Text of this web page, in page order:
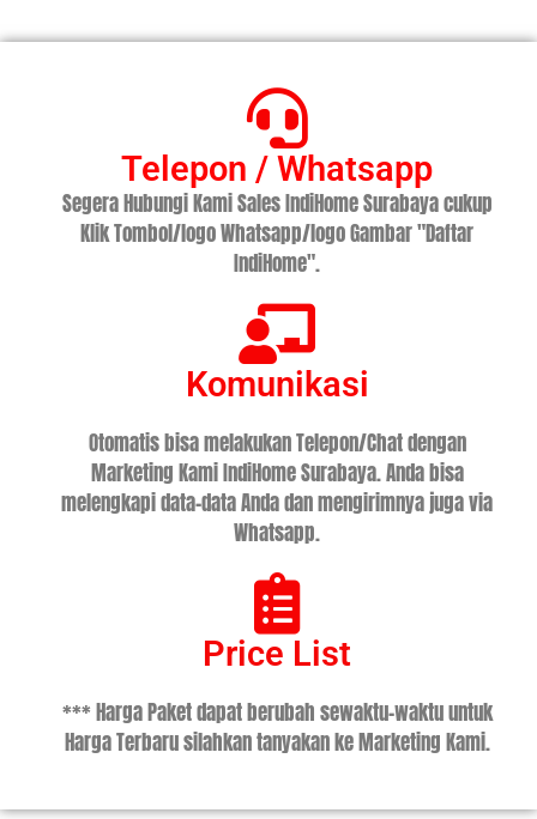
Telepon / Whatsapp
Segera Hubungi Kami Sales IndiHome Surabaya cukup
Klik Tombol/logo Whatsapp/logo Gambar "Daftar
IndiHome".
Komunikasi
Otomatis bisa melakukan Telepon/Chat dengan
Marketing Kami IndiHome Surabaya. Anda bisa
melengkapi data-data Anda dan mengirimnya juga via
Whatsapp.
Price List
*** Harga Paket dapat berubah sewaktu-waktu untuk
Harga Terbaru silahkan tanyakan ke Marketing Kami.